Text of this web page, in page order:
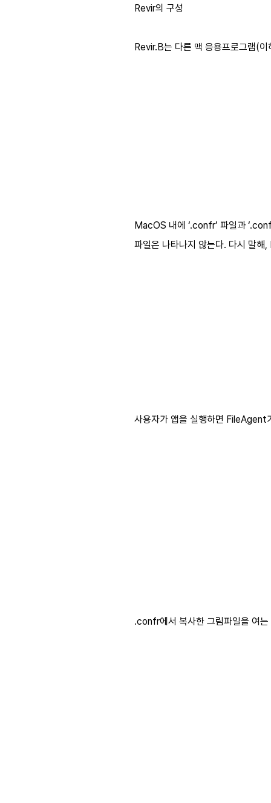
Revir의 구성
Revir.B는 다른 맥 응용프로그램(
MacOS 내에 ‘.confr’ 파일과
파일은 나타나지 않는다. 다시 말해
사용자가 앱을 실행하면
.confr에서 복사한 그림파일을 여